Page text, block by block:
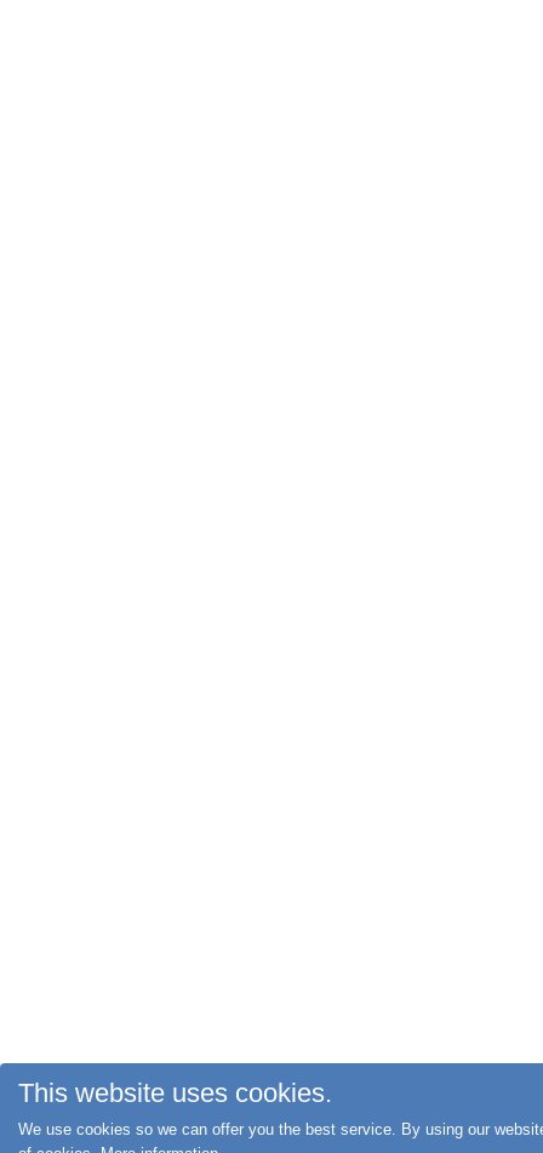
This website uses cookies.
We use cookies so we can offer you the best service. By using our